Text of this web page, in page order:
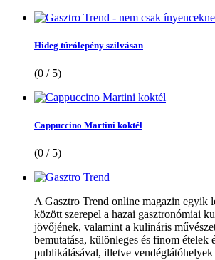
Hideg túrólepény szilvásan
(0 / 5)
Cappuccino Martini koktél
(0 / 5)
A Gasztro Trend online magazin egyik
között szerepel a hazai gasztronómiai
jövőjének, valamint a kulináris
bemutatása, különleges és finom ételek
publikálásával, illetve vendéglátóhelyek